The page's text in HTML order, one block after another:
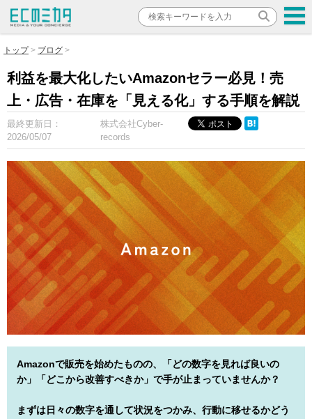
トップ ブログ
利益を最大化したいAmazonセラー必見！売
上・広告・在庫を「見える化」する手順を解説
最終更新日：
2026/05/07
株式会社Cyber-
records
Amazonで販売を始めたものの、「どの数字を見れば良いの
か」「どこから改善すべきか」で手が止まっていませんか？
まずは日々の数字を通して状況をつかみ、行動に移せるかどう